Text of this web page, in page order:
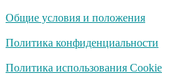
Общие условия и положения
Политика конфиденциальности
Политика использования Cookie